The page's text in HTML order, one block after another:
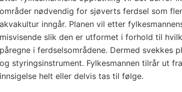
områder nødvendig for sjøverts ferdsel som
akvakultur inngår. Planen vil etter
misvisende slik den er utformet i forhold til
påregne i ferdselsområdene. Dermed svekkes
og styringsinstrument. Fylkesmannen tilrår ut
innsigelse helt eller delvis tas til følge.